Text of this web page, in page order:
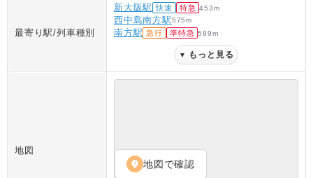
最寄り駅/列車種別
新大阪駅 快速 特急 453m
西中島南方駅575m
南方駅 急行 準特急 589m
▼ もっと見る
地図
location_on 地図で確認